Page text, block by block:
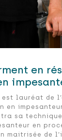
en
est lauréat de
en
sa
en
maitrisée de